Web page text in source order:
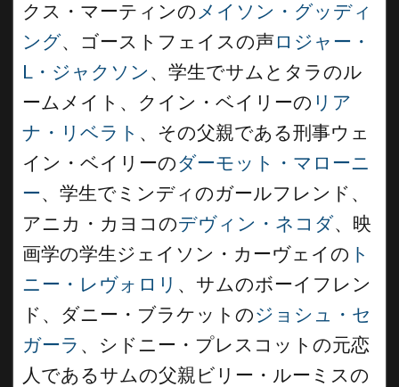
クス・マーティンの メイソン・グッディ
ング、ゴーストフェイスの声ロジャー・
L・ジャクソン 、学生でサムとタラのル
ームメイト、クイン・ベイリーの リア
ナ・リベラト 、その父親である刑事ウェ
イン・ベイリーのダーモット・マローニ
ー、学生でミンディのガールフレンド、
アニカ・カヨコのデヴィン・ネコダ、映
画学の学生ジェイソン・カーヴェイの ト
ニー・レヴォロリ 、サムのボーイフレン
ド、ダニー・ブラケットのジョシュ・セ
ガーラ 、シドニー・プレスコットの元恋
人であるサムの父親ビリー・ルーミスの